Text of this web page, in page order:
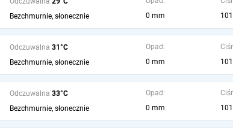
Bezchmurnie, słonecznie
0 mm
Odczuwalna 31°C
Bezchmurnie, słonecznie
Opad:
0 mm
Odczuwalna 33°C
Bezchmurnie, słonecznie
Opad:
0 mm